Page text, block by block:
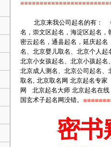
北京来我公司起名的有：
名，崇文区起名，海淀区起名，
密云起名，通县起名，延庆起名
名、北京婴儿取名、北京个人
北京小女孩起名、北京小孩起
北京成人测名、北京公司起名
取名, 北京取名网 北京起名专
网 北京起名大师 北京起名在
国玄术子起名网没错。
密书